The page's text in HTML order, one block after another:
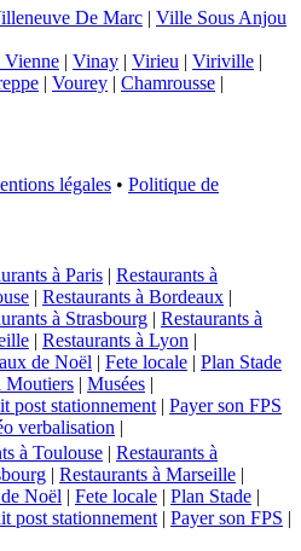
De Marc | Ville Sous Anjou
| Vinay | Virieu | Viriville |
| Vourey | Chamrousse |
légales • Politique de
à Paris | Restaurants à
| Restaurants à Bordeaux |
à Strasbourg | Restaurants à
| Restaurants à Lyon |
de Noël | Fete locale | Plan Stade
Moutiers | Musées |
post stationnement | Payer son FPS
verbalisation |
à Toulouse | Restaurants à
| Restaurants à Marseille |
Noël | Fete locale | Plan Stade |
post stationnement | Payer son FPS |